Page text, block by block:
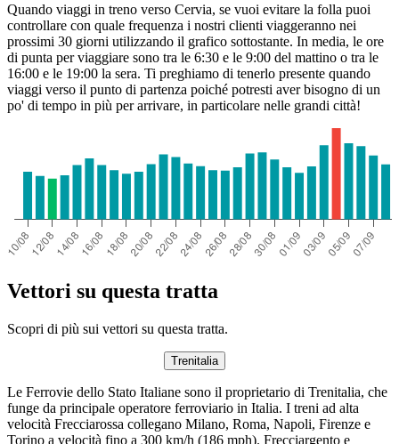
Quando viaggi in treno verso Cervia, se vuoi evitare la folla puoi
controllare con quale frequenza i nostri clienti viaggeranno nei
prossimi 30 giorni utilizzando il grafico sottostante. In media, le ore
di punta per viaggiare sono tra le 6:30 e le 9:00 del mattino o tra le
16:00 e le 19:00 la sera. Ti preghiamo di tenerlo presente quando
viaggi verso il punto di partenza poiché potresti aver bisogno di un
po' di tempo in più per arrivare, in particolare nelle grandi città!
Vettori su questa tratta
Scopri di più sui vettori su questa tratta.
Trenitalia
Le Ferrovie dello Stato Italiane sono il proprietario di Trenitalia, che
funge da principale operatore ferroviario in Italia. I treni ad alta
velocità Frecciarossa collegano Milano, Roma, Napoli, Firenze e
Torino a velocità fino a 300 km/h (186 mph). Frecciargento e